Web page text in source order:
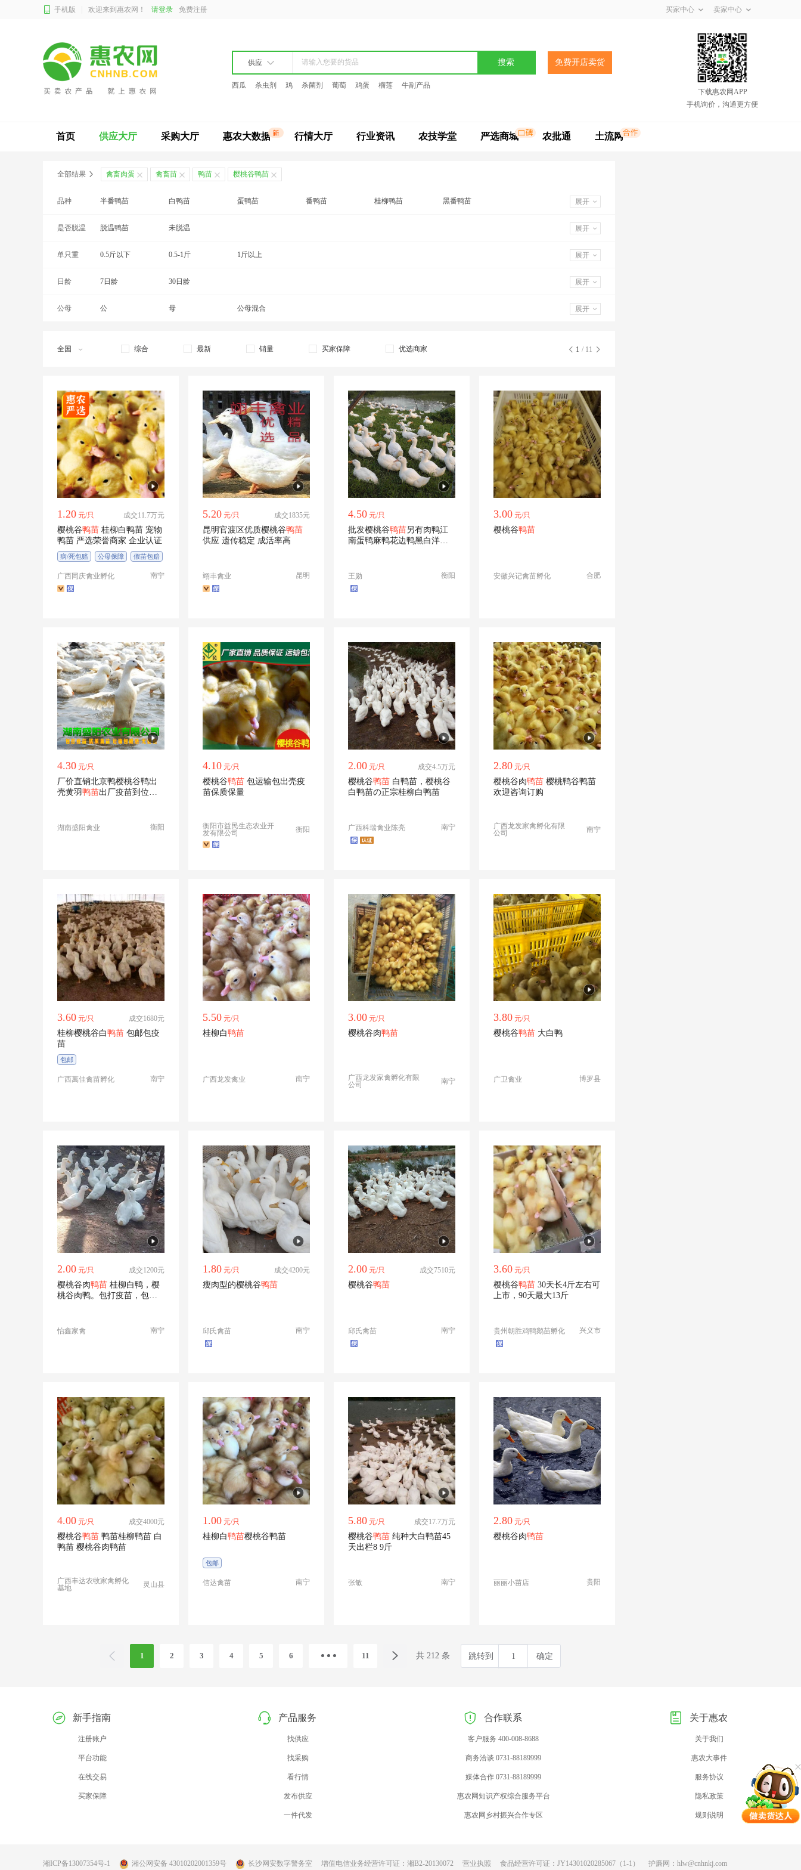
手机版 欢迎来到惠农网！ 请登录 免费注册 买家中心 卖家中心
供应 搜索 免费开店卖货
西瓜 杀虫剂 鸡 杀菌剂 葡萄 鸡蛋 榴莲
牛副产品
下载惠农网APP
手机询价，沟通更方便
首页 供应大厅 采购大厅 惠农大数据 行情大厅 行业资讯 农技学堂 严选商城 农批通 土流网
全部结果 禽畜肉蛋 禽畜苗 鸭苗 樱桃谷鸭苗
品种 半番鸭苗 白鸭苗 蛋鸭苗 番鸭苗 桂柳鸭苗 黑番鸭苗
麻鸭苗 肉鸭苗
展开
是否脱温 脱温鸭苗 未脱温 展开
单只重 0.5斤以下 0.5-1斤 1斤以上 展开
日龄 7日龄 30日龄 展开
公母 公 母 公母混合 展开
全国 综合 最新 销量 买家保障 优选商家 1 / 11
1.20 元/只 成交11.7万元
樱桃谷鸭苗 桂柳白鸭苗 宠物
鸭苗 严选荣誉商家 企业认证
病/死包赔 公母保障 假苗包赔
广西同庆禽业孵化 南宁
5.20 元/只 成交1835元
昆明官渡区优质樱桃谷鸭苗
供应 遗传稳定 成活率高
翊丰禽业 昆明
4.50 元/只
批发樱桃谷鸭苗另有肉鸭江
南蛋鸭麻鸭花边鸭黑白洋鸭
王勋 衡阳
3.00 元/只
樱桃谷鸭苗
安徽兴记禽苗孵化 合肥
4.30 元/只
厂价直销北京鸭樱桃谷鸭出
壳黄羽鸭苗出厂疫苗到位路
湖南盛阳禽业 衡阳
4.10 元/只
樱桃谷鸭苗
苗保质保量
衡阳市益民生态农业开
发有限公司
衡阳
2.00 元/只 成交4.5万元
樱桃谷鸭苗
白鸭苗の正宗桂柳白鸭苗
广西科瑞禽业陈亮 南宁
2.80 元/只
樱桃谷肉鸭苗
欢迎咨询订购
广西龙发家禽孵化有限
公司
南宁
3.60 元/只 成交1680元
桂柳樱桃谷白鸭苗 包邮包疫
苗
包邮
广西萬佳禽苗孵化 南宁
5.50 元/只
桂柳白鸭苗
广西龙发禽业 南宁
3.00 元/只
樱桃谷肉鸭苗
广西龙发家禽孵化有限
公司
南宁
3.80 元/只
樱桃谷鸭苗 大白鸭
广卫禽业 博罗县
2.00 元/只 成交1200元
樱桃谷肉鸭苗 桂柳白鸭，樱
桃谷肉鸭。包打疫苗，包运
怡鑫家禽 南宁
1.80 元/只 成交4200元
瘦肉型的樱桃谷鸭苗
邱氏禽苗 南宁
2.00 元/只 成交7510元
樱桃谷鸭苗
邱氏禽苗 南宁
3.60 元/只
樱桃谷鸭苗
上市，90天最大13斤
贵州朝胜鸡鸭鹅苗孵化 兴义市
4.00 元/只 成交4000元
樱桃谷鸭苗
鸭苗 樱桃谷肉鸭苗
广西丰达农牧家禽孵化
基地
灵山县
1.00 元/只
桂柳白鸭苗樱桃谷鸭苗
包邮
信达禽苗 南宁
5.80 元/只 成交17.7万元
樱桃谷鸭苗
天出栏8 9斤
张敏 南宁
2.80 元/只
樱桃谷肉鸭苗
丽丽小苗店 贵阳
1 2 3 4 5 6 11 共 212 条 跳转到 确定
新手指南
注册账户
平台功能
在线交易
买家保障
产品服务
找供应
找采购
看行情
发布供应
一件代发
合作联系
客户服务 400-008-8688
商务洽谈 0731-88189999
媒体合作 0731-88189999
惠农网知识产权综合服务平台
惠农网乡村振兴合作专区
关于惠农
关于我们
惠农大事件
服务协议
隐私政策
规则说明
湘ICP备13007354号-1 湘公网安备 43010202001359号 长沙网安数字警务室 增值电信业务经营许可证：湘B2-20130072 营业执照 食品经营许可证：JY14301020285067（1-1） 护廉网：hlw@cnhnkj.com